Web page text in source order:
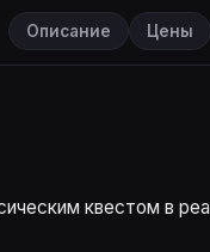
Описание Цены
квестом в